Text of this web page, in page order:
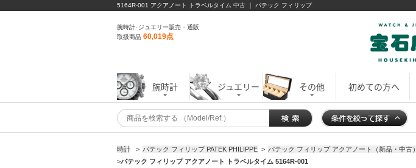
5164R-001 アクアノート トラベルタイム 中古 ｜ パテック フィリップ
腕時計･ジュエリー販売・通販
取扱商品 60,019点
腕時計 ジュエリー その他 初めての方へ
時計 > パテック フィリップ PATEK PHILIPPE > パテック フィリップ アクアノート（新品・中古）
>パテック フィリップ アクアノート トラベルタイム 5164R-001